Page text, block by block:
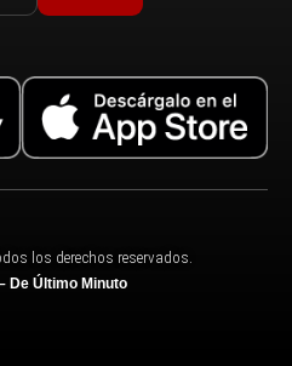
los derechos reservados.
De Último Minuto